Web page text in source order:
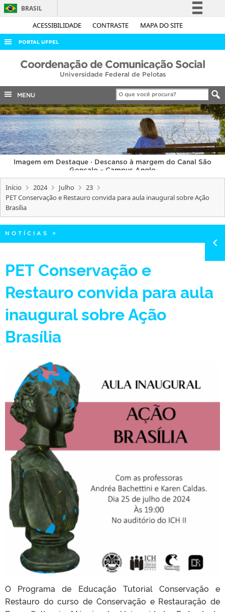
ACESSIBILIDADE CONTRASTE MAPA DO SITE
BRASIL
Simplifique!
Acesso à informação
Legislação
Canais
PORTAL UFPEL
ACESSO À INFORMAÇÃO
COBALTO
CONCURSOS
EDITAIS
INTERNACIONAL
OUVIDORIA
PORTARIAS
TELEFONES
Coordenação de Comunicação Social
Universidade Federal de Pelotas
MENU
Imagem em Destaque · Descanso à margem do Canal São
Gonçalo – Campus Anglo
Início 2024 Julho
23
PET Conservação e Restauro convida para aula inaugural sobre Ação
Brasília
NOTÍCIAS >
PET Conservação e
Restauro convida para aula
inaugural sobre Ação
Brasília
O Programa de Educação Tutorial Conservação e
Restauro do curso de Conservação e Restauração de